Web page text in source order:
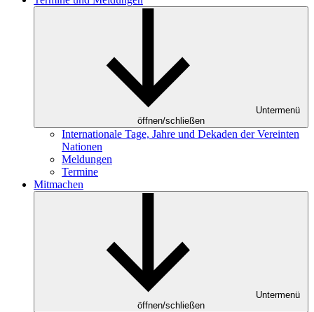
Untermenü
öffnen/schließen
Internationale Tage, Jahre und Dekaden der Vereinten
Nationen
Meldungen
Termine
Mitmachen
Untermenü
öffnen/schließen